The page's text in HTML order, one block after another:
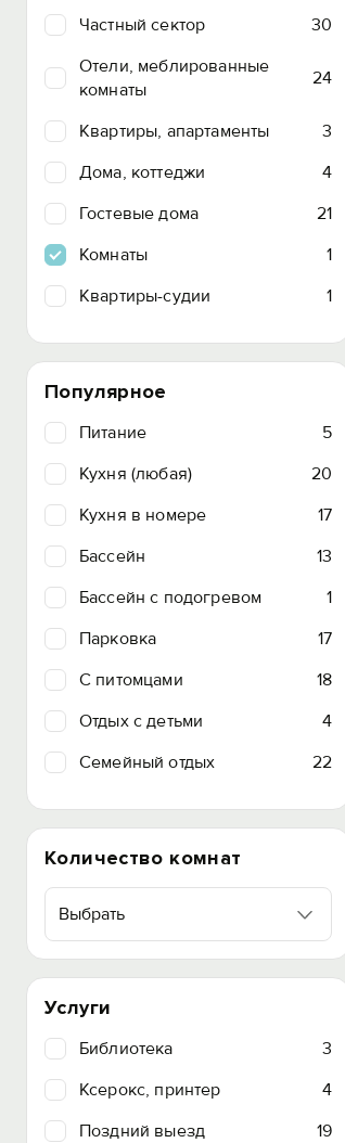
Частный сектор
30
Отели, меблированные
комнаты
24
Квартиры, апартаменты
3
Дома, коттеджи
4
Гостевые дома
21
Комнаты
1
Квартиры-судии
1
Популярное
Питание
5
Кухня (любая)
20
Кухня в номере
17
Бассейн
13
Бассейн с подогревом
1
Парковка
17
C питомцами
18
Отдых с детьми
4
Семейный отдых
22
Количество комнат
Выбрать
Услуги
Библиотека
3
Ксерокс, принтер
4
Поздний выезд
19